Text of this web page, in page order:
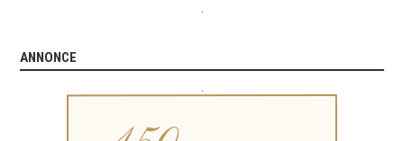
ANNONCE